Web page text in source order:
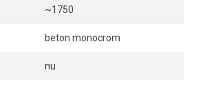
~1750
beton monocrom
nu